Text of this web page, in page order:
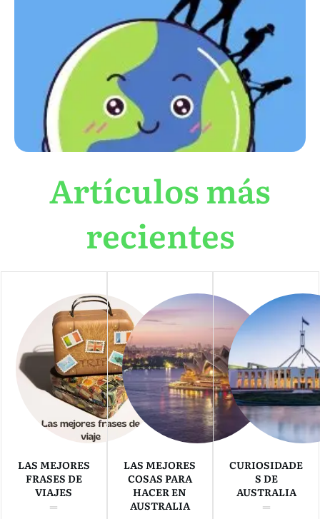
Artículos más
recientes
LAS MEJORES
FRASES DE
VIAJES
LAS MEJORES
COSAS PARA
HACER EN
AUSTRALIA
CURIOSIDADE
S DE
AUSTRALIA